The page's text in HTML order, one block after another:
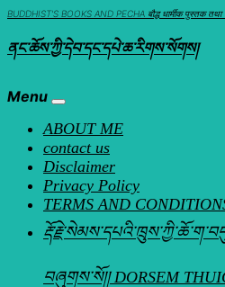
Skip
content
BUDDHIST'S BOOKS AND PECHA बौद्ध धार्मीक पुस्तक तथा
ནང་ཆོས་ཀྱི་དེབ་དང་དཔེ་ཆ་རིགས་སོགས།
Menu
ABOUT ME
contact us
Disclaimer
Privacy Policy
TERMS AND
བཞུགས་སོ།། DORSEM